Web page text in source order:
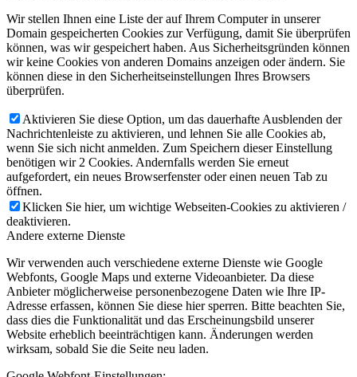
Wir stellen Ihnen eine Liste der auf Ihrem Computer in unserer
Domain gespeicherten Cookies zur Verfügung, damit Sie überprüfen
können, was wir gespeichert haben. Aus Sicherheitsgründen können
wir keine Cookies von anderen Domains anzeigen oder ändern. Sie
können diese in den Sicherheitseinstellungen Ihres Browsers
überprüfen.
Aktivieren Sie diese Option, um das dauerhafte Ausblenden der
Nachrichtenleiste zu aktivieren, und lehnen Sie alle Cookies ab,
wenn Sie sich nicht anmelden. Zum Speichern dieser Einstellung
benötigen wir 2 Cookies. Andernfalls werden Sie erneut
aufgefordert, ein neues Browserfenster oder einen neuen Tab zu
öffnen.
Klicken Sie hier, um wichtige Webseiten-Cookies zu aktivieren /
deaktivieren.
Andere externe Dienste
Wir verwenden auch verschiedene externe Dienste wie Google
Webfonts, Google Maps und externe Videoanbieter. Da diese
Anbieter möglicherweise personenbezogene Daten wie Ihre IP-
Adresse erfassen, können Sie diese hier sperren. Bitte beachten Sie,
dass dies die Funktionalität und das Erscheinungsbild unserer
Website erheblich beeinträchtigen kann. Änderungen werden
wirksam, sobald Sie die Seite neu laden.